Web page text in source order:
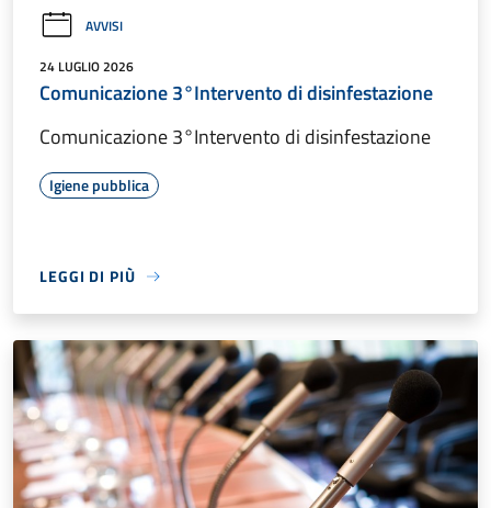
AVVISI
24 LUGLIO 2026
Comunicazione 3°Intervento di disinfestazione
Comunicazione 3°Intervento di disinfestazione
Igiene pubblica
LEGGI DI PIÙ